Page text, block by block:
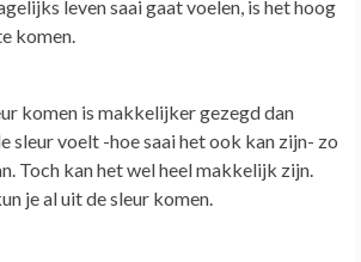
leven saai gaat voelen, is het hoog
komen.
komen is makkelijker gezegd dan
sleur voelt -hoe saai het ook kan zijn- zo
Toch kan het wel heel makkelijk zijn.
je al uit de sleur komen.